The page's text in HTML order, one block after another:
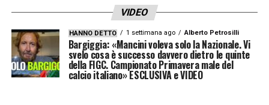
VIDEO
HANNO DETTO 1 settimana ago Alberto Petrosilli
Bargiggia: «Mancini voleva solo la Nazionale. Vi
svelo cosa è successo davvero dietro le quinte
della FIGC. Campionato Primavera male del
calcio italiano» ESCLUSIVA e VIDEO